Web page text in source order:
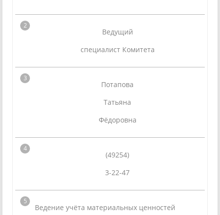
Ведущий
специалист Комитета
Потапова
Татьяна
Фёдоровна
(49254)
3-22-47
Ведение учёта материальных ценностей